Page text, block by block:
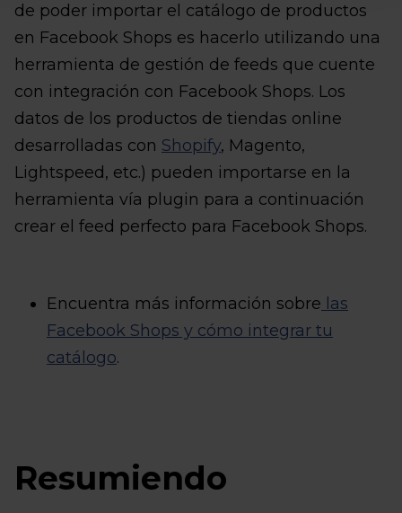
de poder importar el catálogo de productos
en Facebook Shops es hacerlo utilizando una
herramienta de gestión de feeds que cuente
con integración con Facebook Shops. Los
datos de los productos de tiendas online
desarrolladas con Shopify, Magento,
Lightspeed, etc.) pueden importarse en la
herramienta vía plugin para a continuación
crear el feed perfecto para Facebook Shops.
Encuentra más información sobre las
Facebook Shops y cómo integrar tu
catálogo.
Resumiendo